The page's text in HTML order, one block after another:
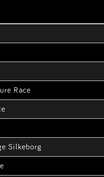
Race
Silkeborg